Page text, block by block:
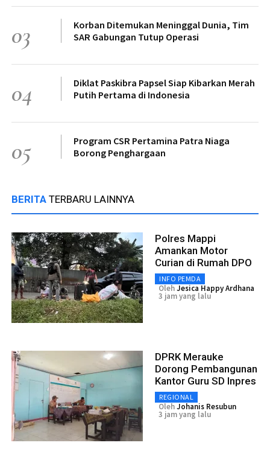
03
Korban Ditemukan Meninggal Dunia, Tim
SAR Gabungan Tutup Operasi
04
Diklat Paskibra Papsel Siap Kibarkan Merah
Putih Pertama di Indonesia
05
Program CSR Pertamina Patra Niaga
Borong Penghargaan
BERITA TERBARU LAINNYA
Polres Mappi
Amankan Motor
Curian di Rumah DPO
INFO PEMDA
OlehJesica Happy Ardhana
3 jam yang lalu
DPRK Merauke
Dorong Pembangunan
Kantor Guru SD Inpres
REGIONAL
OlehJohanis Resubun
3 jam yang lalu